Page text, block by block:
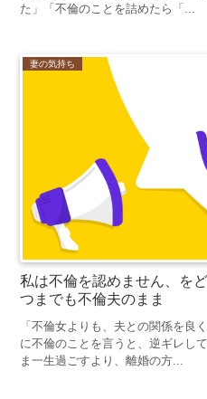
た」「不倫のことを詰めたら「...
妻の気持ち
私は不倫を認めません、を
つまでも不倫夫のまま
「不倫女よりも、夫との関係を良
に不倫のことを言うと、逆ギレし
ま一生過ごすより、離婚の方...